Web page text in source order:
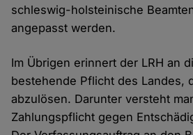
schleswig-holsteinische
angepasst werden.
Im Übrigen erinnert der LRH an
bestehende Pflicht des Landes,
abzulösen. Darunter versteht
Zahlungspflicht gegen